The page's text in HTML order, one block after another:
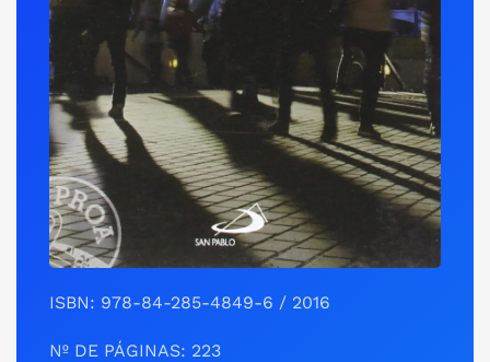
ISBN: 978-84-285-4849-6 / 2016
Nº DE PÁGINAS: 223